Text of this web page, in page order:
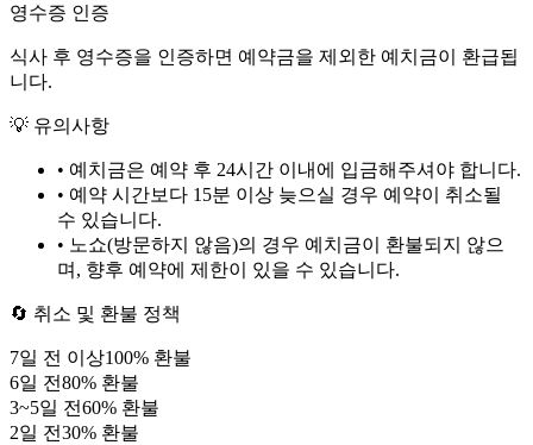
영수증 인증
식사 후 영수증을 인증하면 예약금을 제외한 예치금이 환급됩
니다.
💡 유의사항
• 예치금은 예약 후 24시간 이내에 입금해주셔야 합니다.
• 예약 시간보다 15분 이상 늦으실 경우 예약이 취소될
수 있습니다.
• 노쇼(방문하지 않음)의 경우 예치금이 환불되지 않으
며, 향후 예약에 제한이 있을 수 있습니다.
🔄 취소 및 환불 정책
7일 전 이상100% 환불
6일 전80% 환불
3~5일 전60% 환불
2일 전30% 환불